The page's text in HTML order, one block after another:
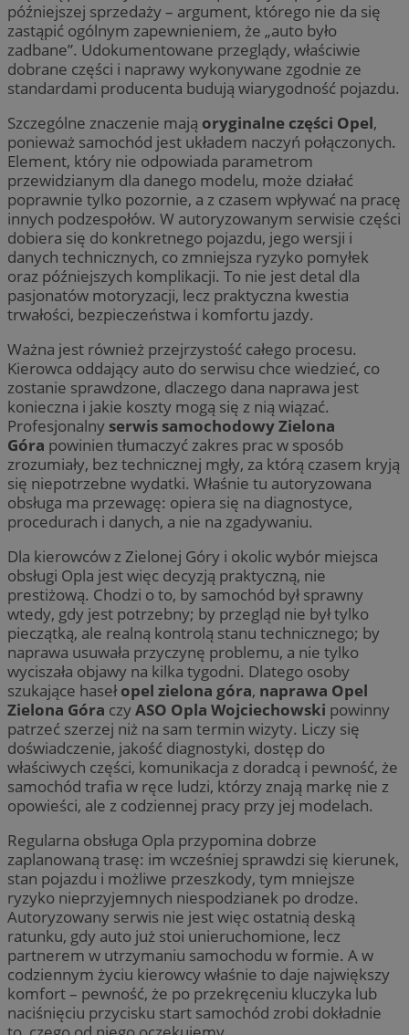
późniejszej sprzedaży – argument, którego nie da się
zastąpić ogólnym zapewnieniem, że „auto było
zadbane”. Udokumentowane przeglądy, właściwie
dobrane części i naprawy wykonywane zgodnie ze
standardami producenta budują wiarygodność pojazdu.
Szczególne znaczenie mają oryginalne części Opel,
ponieważ samochód jest układem naczyń połączonych.
Element, który nie odpowiada parametrom
przewidzianym dla danego modelu, może działać
poprawnie tylko pozornie, a z czasem wpływać na pracę
innych podzespołów. W autoryzowanym serwisie części
dobiera się do konkretnego pojazdu, jego wersji i
danych technicznych, co zmniejsza ryzyko pomyłek
oraz późniejszych komplikacji. To nie jest detal dla
pasjonatów motoryzacji, lecz praktyczna kwestia
trwałości, bezpieczeństwa i komfortu jazdy.
Ważna jest również przejrzystość całego procesu.
Kierowca oddający auto do serwisu chce wiedzieć, co
zostanie sprawdzone, dlaczego dana naprawa jest
konieczna i jakie koszty mogą się z nią wiązać.
Profesjonalny serwis samochodowy Zielona
Góra powinien tłumaczyć zakres prac w sposób
zrozumiały, bez technicznej mgły, za którą czasem kryją
się niepotrzebne wydatki. Właśnie tu autoryzowana
obsługa ma przewagę: opiera się na diagnostyce,
procedurach i danych, a nie na zgadywaniu.
Dla kierowców z Zielonej Góry i okolic wybór miejsca
obsługi Opla jest więc decyzją praktyczną, nie
prestiżową. Chodzi o to, by samochód był sprawny
wtedy, gdy jest potrzebny; by przegląd nie był tylko
pieczątką, ale realną kontrolą stanu technicznego; by
naprawa usuwała przyczynę problemu, a nie tylko
wyciszała objawy na kilka tygodni. Dlatego osoby
szukające hasełopel zielona góra, naprawa Opel
Zielona Góra czyASO Opla Wojciechowski powinny
patrzeć szerzej niż na sam termin wizyty. Liczy się
doświadczenie, jakość diagnostyki, dostęp do
właściwych części, komunikacja z doradcą i pewność, że
samochód trafia w ręce ludzi, którzy znają markę nie z
opowieści, ale z codziennej pracy przy jej modelach.
Regularna obsługa Opla przypomina dobrze
zaplanowaną trasę: im wcześniej sprawdzi się kierunek,
stan pojazdu i możliwe przeszkody, tym mniejsze
ryzyko nieprzyjemnych niespodzianek po drodze.
Autoryzowany serwis nie jest więc ostatnią deską
ratunku, gdy auto już stoi unieruchomione, lecz
partnerem w utrzymaniu samochodu w formie. A w
codziennym życiu kierowcy właśnie to daje największy
komfort – pewność, że po przekręceniu kluczyka lub
naciśnięciu przycisku start samochód zrobi dokładnie